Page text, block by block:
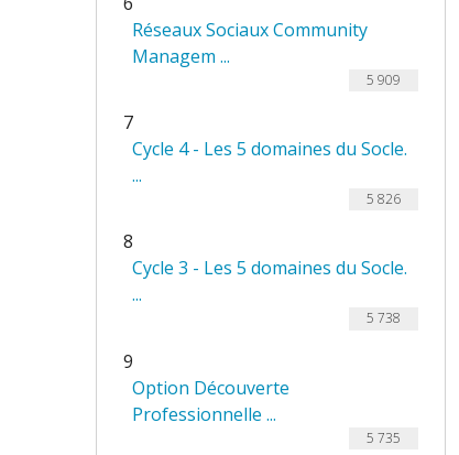
Réseaux Sociaux Community
Managem ...
5 909
7
Cycle 4 - Les 5 domaines du Socle.
...
5 826
8
Cycle 3 - Les 5 domaines du Socle.
...
5 738
9
Option Découverte
Professionnelle ...
5 735